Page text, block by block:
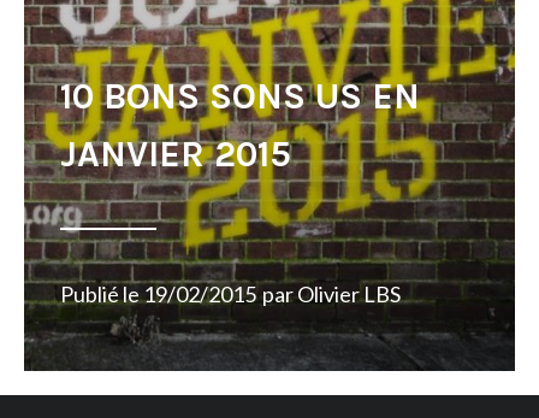
10 BONS SONS US EN
JANVIER 2015
Publié le19/02/2015 parOlivier LBS